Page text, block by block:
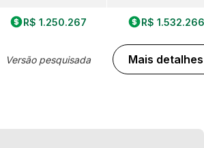
R$ 1.250.267
Versão pesquisada
R$ 1.532.266
Mais detalhes